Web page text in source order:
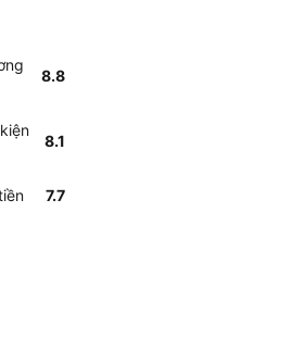
8.8
8.1
7.7